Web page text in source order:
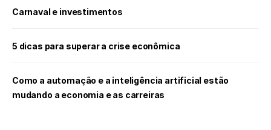
Carnaval e investimentos
5 dicas para superar a crise econômica
Como a automação e a inteligência artificial estão
mudando a economia e as carreiras